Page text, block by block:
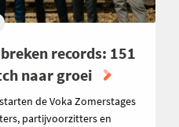
records: 151
naar groei
de Voka Zomerstages
partijvoorzitters en